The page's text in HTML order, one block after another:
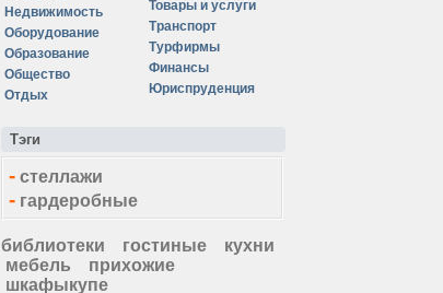
Недвижимость
Оборудование
Образование
Общество
Отдых
Товары и услуги
Транспорт
Турфирмы
Финансы
Юриспруденция
Тэги
- стеллажи
- гардеробные
библиотеки гостиные
кухни
мебель
прихожие
шкафыкупе